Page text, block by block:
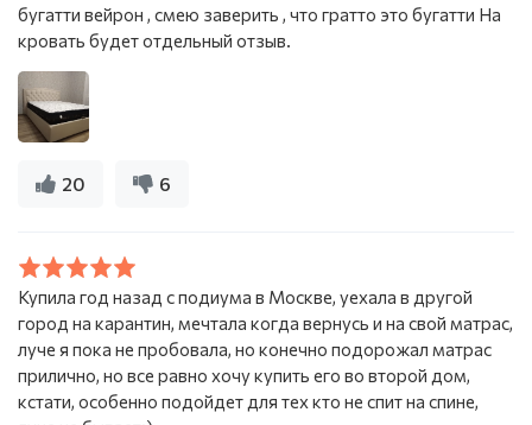
бугатти вейрон , смею заверить , что гратто это бугатти На
кровать будет отдельный отзыв.
20 6
Купила год назад с подиума в Москве, уехала в другой
город на карантин, мечтала когда вернусь и на свой матрас,
луче я пока не пробовала, но конечно подорожал матрас
прилично, но все равно хочу купить его во второй дом,
кстати, особенно подойдет для тех кто не спит на спине,